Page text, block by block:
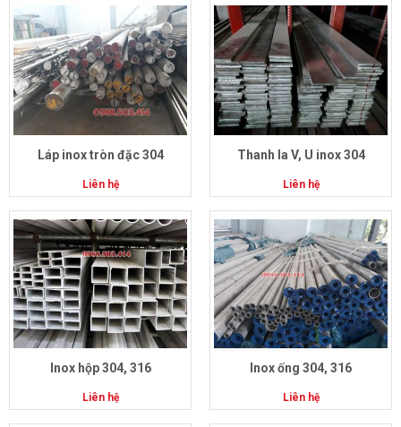
Láp inox tròn đặc 304
Liên hệ
Thanh la V, U inox 304
Liên hệ
Inox hộp 304, 316
Liên hệ
Inox ống 304, 316
Liên hệ